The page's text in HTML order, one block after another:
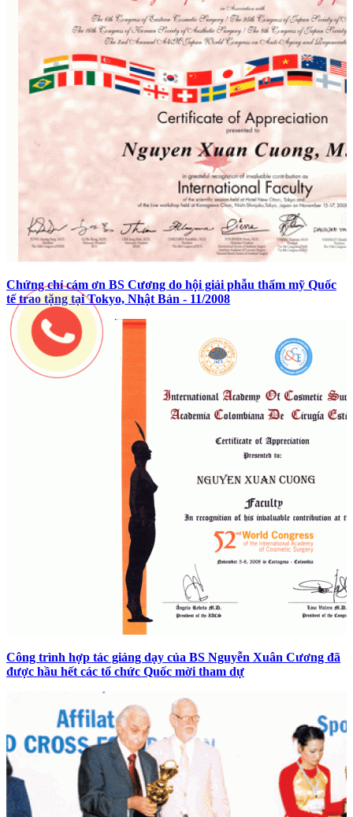
Chứng chỉ cám ơn BS Cương do hội giải phẫu thẩm mỹ Quốc
tế trao tặng tại Tokyo, Nhật Bản - 11/2008
Công trình hợp tác giảng dạy của BS Nguyễn Xuân Cương đã
được hầu hết các tổ chức Quốc mời tham dự